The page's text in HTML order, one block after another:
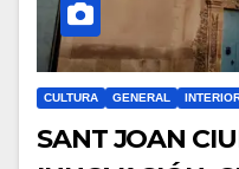
CULTURA GENERAL
SANT JOAN